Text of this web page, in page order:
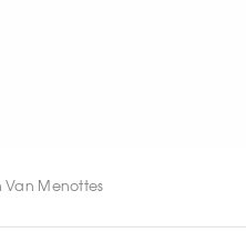
Van Menottes